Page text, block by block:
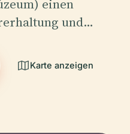
einen
und…
Karte anzeigen